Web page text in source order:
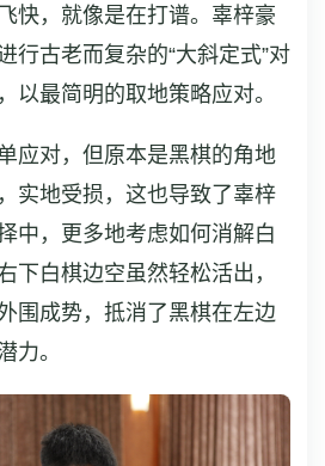
快，就像是在打谱。辜梓豪
行古老而复杂的“大斜定式”对
以最简明的取地策略应对。
应对，但原本是黑棋的角地
实地受损，这也导致了辜梓
中，更多地考虑如何消解白
下白棋边空虽然轻松活出，
围成势，抵消了黑棋在左边
力。